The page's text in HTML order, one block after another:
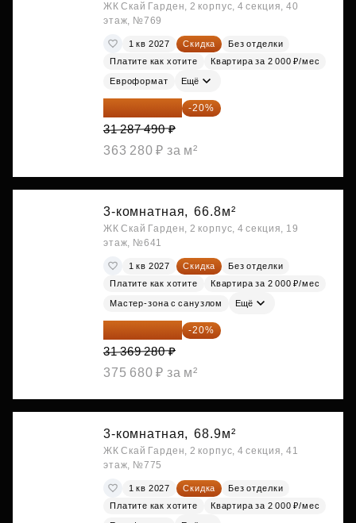
ЖК Скай Гарден, 2 корпус, 4 секция, 40
этаж, №769
1 кв 2027 Скидка
Без отделки
Платите как хотите
Квартира за 2 000 ₽/мес
Евроформат Ещё
25 029 992 ₽ -20%
31 287 490 ₽
363 280 ₽ за м²
3-комнатная, 66.8м²
ЖК Скай Гарден, 2 корпус, 4 секция, 19
этаж, №641
1 кв 2027 Скидка
Без отделки
Платите как хотите
Квартира за 2 000 ₽/мес
Мастер-зона с санузлом Ещё
25 095 424 ₽ -20%
31 369 280 ₽
375 680 ₽ за м²
3-комнатная, 68.9м²
ЖК Скай Гарден, 2 корпус, 4 секция, 41
этаж, №775
1 кв 2027 Скидка
Без отделки
Платите как хотите
Квартира за 2 000 ₽/мес